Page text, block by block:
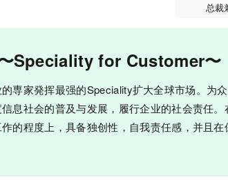
总
Speciality for Customer〜
専家発挥最强的Speciality扩大全球市场。为
息社会的普及与发展，履行企业的社会责任
的程度上，具备独创性，自我责任感，并且